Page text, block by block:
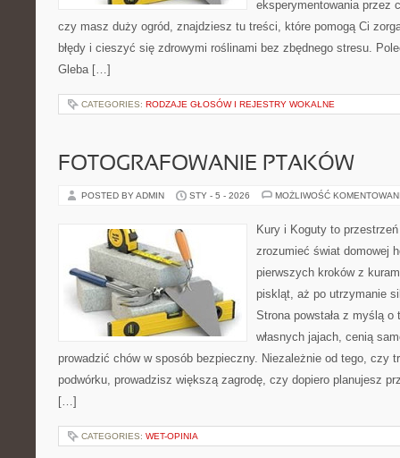
eksperymentowania przez
czy masz duży ogród, znajdziesz tu treści, które pomogą Ci
błędy i cieszyć się zdrowymi roślinami bez zbędnego stresu.
Gleba […]
CATEGORIES: RODZAJE GŁOSÓW I REJESTRY WOKALNE
FOTOGRAFOWANIE PTAKÓW
POSTED BY ADMIN STY - 5 - 2026 MOŻLIWOŚĆ
Kury i Koguty to
zrozumieć świat domowej
pierwszych kroków z
piskląt, aż po utrzymanie
Strona powstała z myślą
własnych jajach, cenią
prowadzić chów w sposób bezpieczny. Niezależnie od tego, czy
podwórku, prowadzisz większą zagrodę, czy dopiero planujesz
[…]
CATEGORIES: WET-OPINIA